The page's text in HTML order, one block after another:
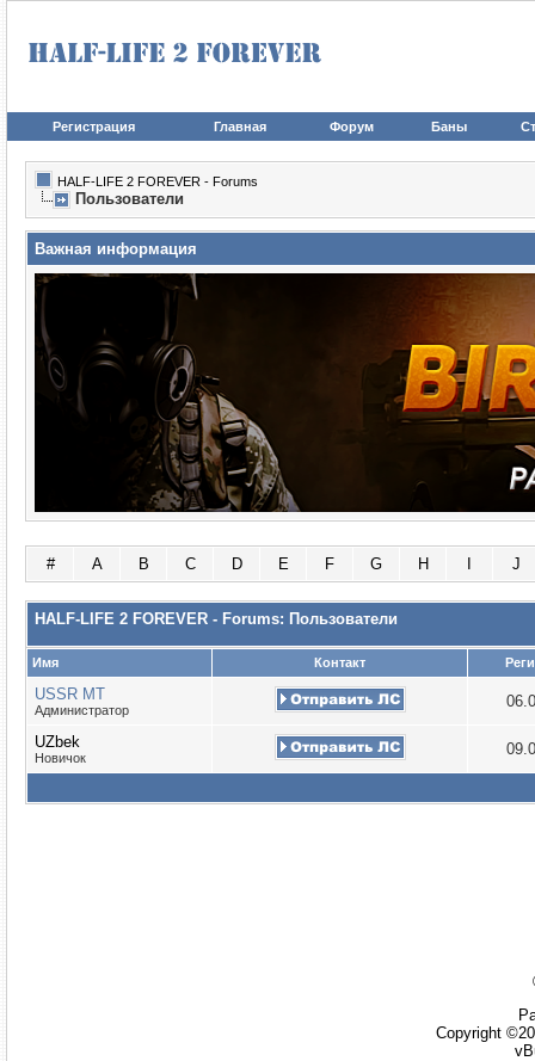
Регистрация Главная Форум Баны
HALF-LIFE 2 FOREVER - Forums
Пользователи
Важная информация
# A B C D E F G H J
HALF-LIFE 2 FOREVER - Forums: Пользователи
Имя Контакт
USSR MT
Администратор
UZbek
Новичок
Copyright